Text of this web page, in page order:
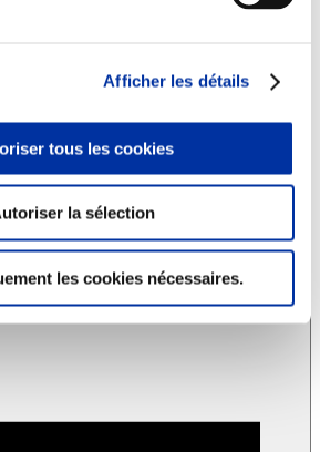
Afficher les détails
tous les cookies
la sélection
les cookies nécessaires.
et attractivité des métiers
Accords